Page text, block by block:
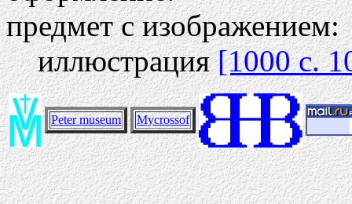
предмет с изображением:
иллюстрация[1000 c.
Peter museum Mycrossof